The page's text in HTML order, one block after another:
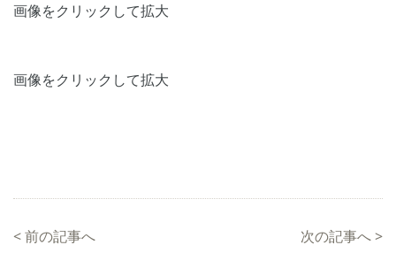
画像をクリックして拡大
画像をクリックして拡大
<前の記事へ 次の記事へ>